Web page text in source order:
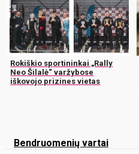
Rokiškio sportininkai „Rally
Neo Šilalė“ varžybose
iškovojo prizines vietas
Bendruomenių vartai